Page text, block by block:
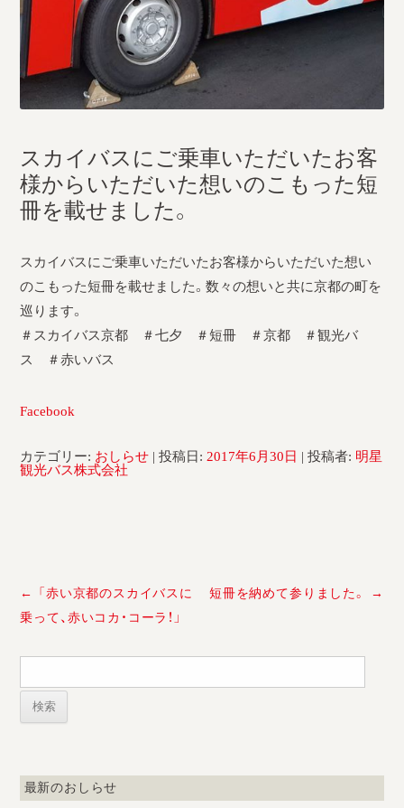
被害者等支援計画
スカイバスにご乗車いただいたお客
様からいただいた想いのこもった短
冊を載せました。
スカイバスにご乗車いただいたお客様からいただいた想い
のこもった短冊を載せました。数々の想いと共に京都の町を
巡ります。
＃スカイバス京都 ＃七夕 ＃短冊 ＃京都 ＃観光バ
ス ＃赤いバス
Facebook
カテゴリー: おしらせ | 投稿日: 2017年6月30日 |投稿者: 明星
観光バス株式会社
投
稿
シ
ョ
←
「赤い京都のスカイバスに
乗って、赤いコカ・コーラ！」
短冊を納めて参りました。 →
検
最新のおしらせ